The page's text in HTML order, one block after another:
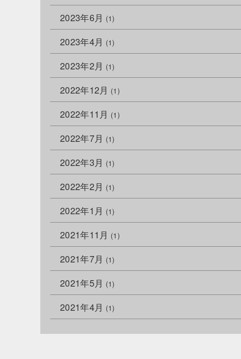
2023年6月 (1)
2023年4月 (1)
2023年2月 (1)
2022年12月 (1)
2022年11月 (1)
2022年7月 (1)
2022年3月 (1)
2022年2月 (1)
2022年1月 (1)
2021年11月 (1)
2021年7月 (1)
2021年5月 (1)
2021年4月 (1)